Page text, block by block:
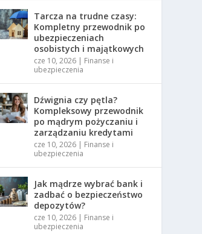
Tarcza na trudne czasy:
Kompletny przewodnik po
ubezpieczeniach
osobistych i majątkowych
cze 10, 2026 | Finanse i
ubezpieczenia
Dźwignia czy pętla?
Kompleksowy przewodnik
po mądrym pożyczaniu i
zarządzaniu kredytami
cze 10, 2026 | Finanse i
ubezpieczenia
Jak mądrze wybrać bank i
zadbać o bezpieczeństwo
depozytów?
cze 10, 2026 | Finanse i
ubezpieczenia